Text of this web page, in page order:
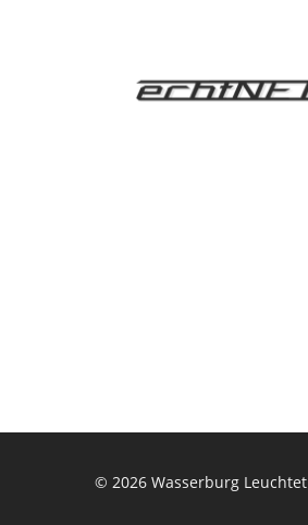
© 2026 Wasserburg Leuchtet